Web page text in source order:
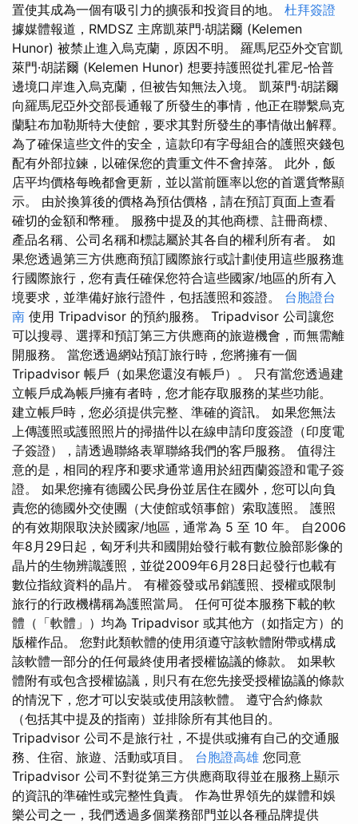
置使其成為一個有吸引力的擴張和投資目的地。 杜拜簽證
據媒體報道，RMDSZ 主席凱萊門·胡諾爾 (Kelemen
Hunor) 被禁止進入烏克蘭，原因不明。 羅馬尼亞外交官凱
萊門·胡諾爾 (Kelemen Hunor) 想要持護照從扎霍尼-恰普
邊境口岸進入烏克蘭，但被告知無法入境。 凱萊門·胡諾爾
向羅馬尼亞外交部長通報了所發生的事情，他正在聯繫烏克
蘭駐布加勒斯特大使館，要求其對所發生的事情做出解釋。
為了確保這些文件的安全，這款印有字母組合的護照夾錢包
配有外部拉鍊，以確保您的貴重文件不會掉落。 此外，飯
店平均價格每晚都會更新，並以當前匯率以您的首選貨幣顯
示。 由於換算後的價格為預估價格，請在預訂頁面上查看
確切的金額和幣種。 服務中提及的其他商標、註冊商標、
產品名稱、公司名稱和標誌屬於其各自的權利所有者。 如
果您透過第三方供應商預訂國際旅行或計劃使用這些服務進
行國際旅行，您有責任確保您符合這些國家/地區的所有入
境要求，並準備好旅行證件，包括護照和簽證。 台胞證台
南 使用 Tripadvisor 的預約服務。 Tripadvisor 公司讓您
可以搜尋、選擇和預訂第三方供應商的旅遊機會，而無需離
開服務。 當您透過網站預訂旅行時，您將擁有一個
Tripadvisor 帳戶（如果您還沒有帳戶）。 只有當您透過建
立帳戶成為帳戶擁有者時，您才能存取服務的某些功能。
建立帳戶時，您必須提供完整、準確的資訊。 如果您無法
上傳護照或護照照片的掃描件以在線申請印度簽證（印度電
子簽證），請透過聯絡表單聯絡我們的客戶服務。 值得注
意的是，相同的程序和要求通常適用於紐西蘭簽證和電子簽
證。 如果您擁有德國公民身份並居住在國外，您可以向負
責您的德國外交使團（大使館或領事館）索取護照。 護照
的有效期限取決於國家/地區，通常為 5 至 10 年。 自2006
年8月29日起，匈牙利共和國開始發行載有數位臉部影像的
晶片的生物辨識護照，並從2009年6月28日起發行也載有
數位指紋資料的晶片。 有權簽發或吊銷護照、授權或限制
旅行的行政機構稱為護照當局。 任何可從本服務下載的軟
體（「軟體」）均為 Tripadvisor 或其他方（如指定方）的
版權作品。 您對此類軟體的使用須遵守該軟體附帶或構成
該軟體一部分的任何最終使用者授權協議的條款。 如果軟
體附有或包含授權協議，則只有在您先接受授權協議的條款
的情況下，您才可以安裝或使用該軟體。 遵守合約條款
（包括其中提及的指南）並排除所有其他目的。
Tripadvisor 公司不是旅行社，不提供或擁有自己的交通服
務、住宿、旅遊、活動或項目。 台胞證高雄 您同意
Tripadvisor 公司不對從第三方供應商取得並在服務上顯示
的資訊的準確性或完整性負責。 作為世界領先的媒體和娛
樂公司之一，我們透過多個業務部門並以各種品牌提供